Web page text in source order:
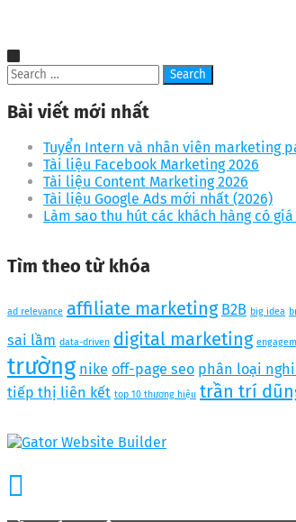
Bài viết mới nhất
Tuyển Intern và nhân viên marketing
Tài liệu Facebook Marketing 2026
Tài liệu Content Marketing 2026
Tài liệu Google Ads mới nhất (2026)
Làm sao thu hút các khách hàng có
Tìm theo từ khóa
ad relevance affiliate marketing B2B big idea
sai lầm data-driven digital marketing
trường nike off-page seo phân loại
tiếp thị liên kết top 10 thương hiệu trần trí